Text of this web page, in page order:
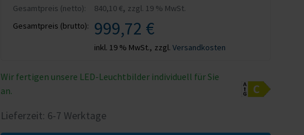
Gesamtpreis (netto): 840,10 €, zzgl. 19 % MwSt.
Gesamtpreis (brutto):
999,72 €
inkl. 19 % MwSt., zzgl. Versandkosten
Wir fertigen unsere LED-Leuchtbilder individuell für Sie
an.
Lieferzeit: 6-7 Werktage